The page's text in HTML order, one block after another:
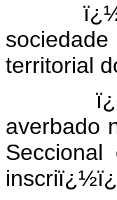
ï¿½
territorial
ï¿½
averbado